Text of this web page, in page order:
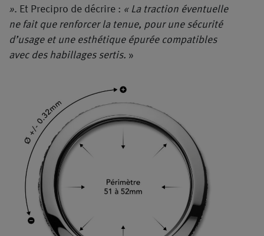
». Et Precipro de décrire : « La traction éventuelle
ne fait que renforcer la tenue, pour une sécurité
d’usage et une esthétique épurée compatibles
avec des habillages sertis. »